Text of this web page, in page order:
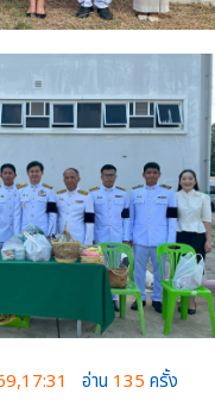
อ่าน 135 ครั้ง